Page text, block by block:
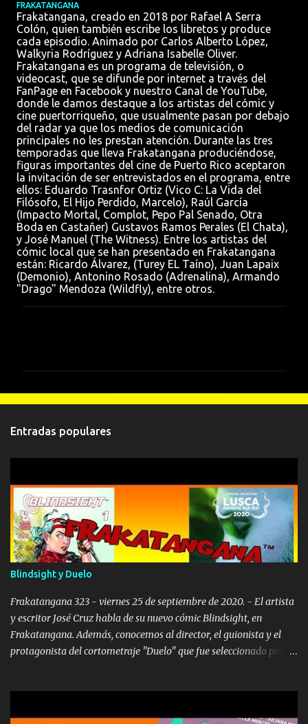
FRAKATANGANA
Frakatangana, creado en 2018 por Rafael A Serra
Colón, quien también escribe los libretos y produce
cada episodio. Animado por Carlos Alberto López,
Walkyria Rodríguez y Adriana Isabelle Oliver.
Frakatangana es un programa de televisión, o
videocast, que se difunde por internet a través del
FanPage en Facebook y nuestro Canal de YouTube,
donde le damos destaque a los artistas del cómic y
cine puertorriqueño, que usualmente pasan por debajo
del radar ya que los medios de comunicación
principales no les prestan atención. Durante las tres
temporadas que lleva Frakatangana produciéndose,
figuras importantes del cine de Puerto Rico aceptaron
la invitación de ser entrevistados en el programa, entre
ellos: Eduardo Trasnfor Ortiz (Vico C: La Vida del
Filósofo, El Hijo Perdido, Marcelo), Raúl García
(Impacto Mortal, Complot, Pepo Pal Senado, Otra
Boda en Castañer) Gustavos Ramos Perales (El Chata),
y José Manuel (The Witness). Entre los artistas del
cómic local que se han presentado en Frakatangana
están: Ricardo Álvarez, (Turey EL Taíno), Juan Lapaix
(Demonio), Antonino Rosado (Adrenalina), Armando
"Drago" Mendoza (Wildfly), entre otros.
n
t
i
o
s
Entradas populares
Blindsight y Duelo
Frakatangana 323 - viernes 25 de septiembre de 2020. - El artista
y escritor José Cruz habla de su nuevo cómic Blindsight, en
Frakatangana. Además, conocemos al director, el guionista y el
protagonista del cortometraje "Duelo" que fue seleccionado para
frakanáticos, los artistas boricuas siguen aprovechando la